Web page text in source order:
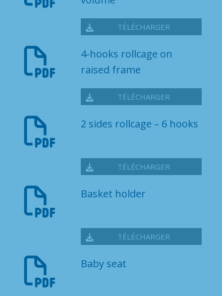
TÉLÉCHARGER
4-hooks rollcage on
raised frame
TÉLÉCHARGER
2 sides rollcage – 6 hooks
TÉLÉCHARGER
Basket holder
TÉLÉCHARGER
Baby seat